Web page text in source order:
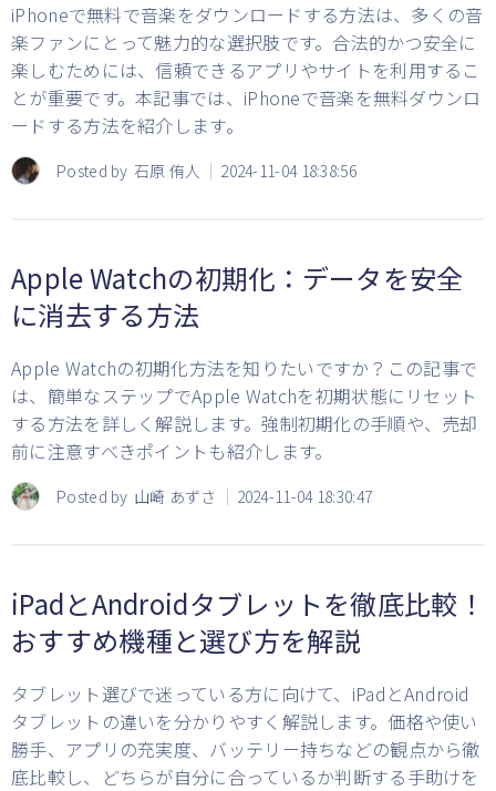
iPhoneで無料で音楽をダウンロードする方法は、多くの音
楽ファンにとって魅力的な選択肢です。合法的かつ安全に
楽しむためには、信頼できるアプリやサイトを利用するこ
とが重要です。本記事では、iPhoneで音楽を無料ダウンロ
ードする方法を紹介します。
Posted by 石原 侑人 2024-11-04 18:38:56
Apple Watchの初期化：データを安全
に消去する方法
Apple Watchの初期化方法を知りたいですか？この記事で
は、簡単なステップでApple Watchを初期状態にリセット
する方法を詳しく解説します。強制初期化の手順や、売却
前に注意すべきポイントも紹介します。
Posted by 山崎 あずさ 2024-11-04 18:30:47
iPadとAndroidタブレットを徹底比較！
おすすめ機種と選び方を解説
タブレット選びで迷っている方に向けて、iPadとAndroid
タブレットの違いを分かりやすく解説します。価格や使い
勝手、アプリの充実度、バッテリー持ちなどの観点から徹
底比較し、どちらが自分に合っているか判断する手助けを